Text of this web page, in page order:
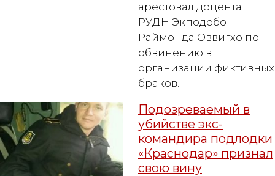
арестовал доцента
РУДН Экподобо
Раймонда Оввигхо по
обвинению в
организации фиктивных
браков.
Подозреваемый в
убийстве экс-
командира подлодки
«Краснодар» признал
свою вину